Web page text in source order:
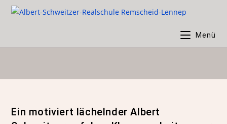
Menü
Ein motiviert lächelnder Albert